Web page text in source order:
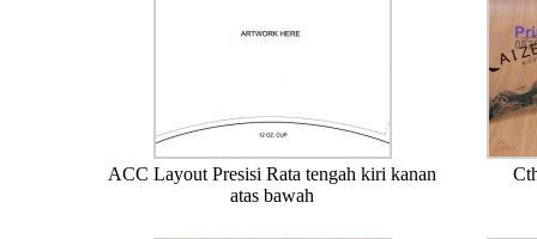
ACC Layout Presisi Rata tengah kiri kanan
atas bawah